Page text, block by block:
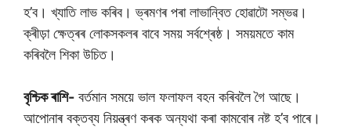
হ’ব। খ্যাতি লাভ কৰিব। ভ্ৰমণৰ পৰা লাভান্বিত হোৱাটো সম্ভৱ।
ক্ৰীড়া ক্ষেত্ৰৰ লোকসকলৰ বাবে সময় সৰ্বশ্ৰেষ্ঠ। সময়মতে কাম
কৰিবলৈ শিকা উচিত।
বৃশ্চিক ৰাশি- বৰ্তমান সময়ে ভাল ফলাফল বহন কৰিবলৈ গৈ আছে।
আপোনাৰ বক্তব্য নিয়ন্ত্ৰণ কৰক অন্যথা কৰা কামবোৰ নষ্ট হ’ব পাৰে।